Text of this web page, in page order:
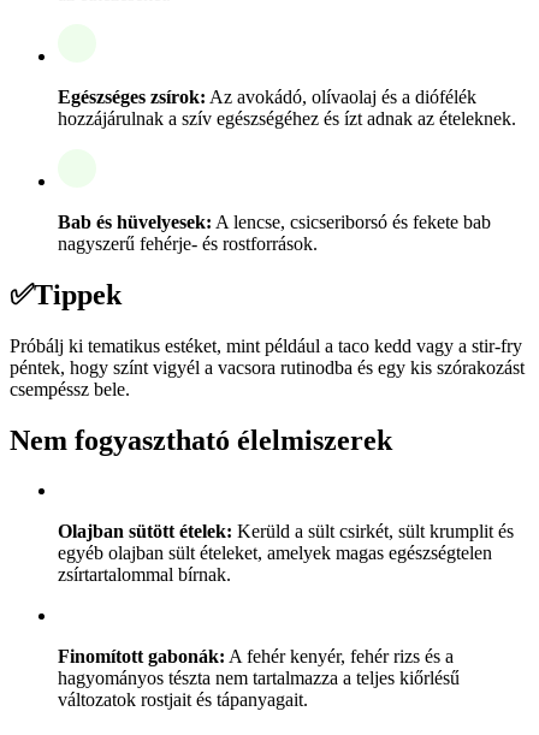
Egészséges zsírok: Az avokádó, olívaolaj és a diófélék
hozzájárulnak a szív egészségéhez és ízt adnak az ételeknek.
Bab és hüvelyesek: A lencse, csicseriborsó és fekete bab
nagyszerű fehérje- és rostforrások.
✅Tippek
Próbálj ki tematikus estéket, mint például a taco kedd vagy a stir-fry
péntek, hogy színt vigyél a vacsora rutinodba és egy kis szórakozást
csempéssz bele.
Nem fogyasztható élelmiszerek
Olajban sütött ételek: Kerüld a sült csirkét, sült krumplit és
egyéb olajban sült ételeket, amelyek magas egészségtelen
zsírtartalommal bírnak.
Finomított gabonák: A fehér kenyér, fehér rizs és a
hagyományos tészta nem tartalmazza a teljes kiőrlésű
változatok rostjait és tápanyagait.